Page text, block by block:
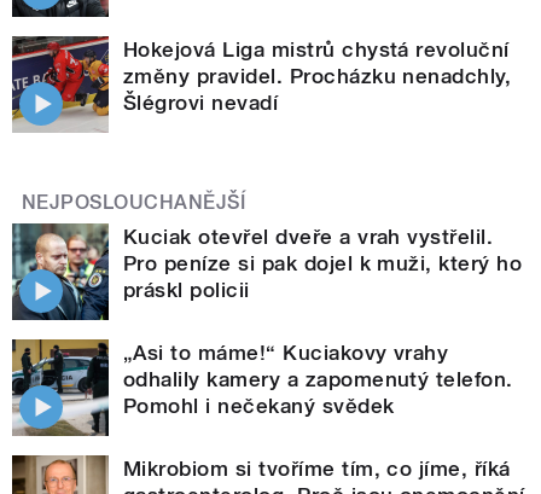
Hokejová Liga mistrů chystá revoluční
změny pravidel. Procházku nenadchly,
Šlégrovi nevadí
NEJPOSLOUCHANĚJŠÍ
Kuciak otevřel dveře a vrah vystřelil.
Pro peníze si pak dojel k muži, který ho
práskl policii
„Asi to máme!“ Kuciakovy vrahy
odhalily kamery a zapomenutý telefon.
Pomohl i nečekaný svědek
Mikrobiom si tvoříme tím, co jíme, říká